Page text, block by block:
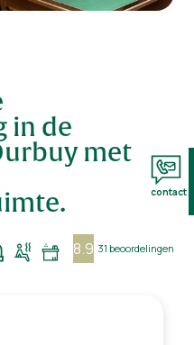
in de
met
8.9 31 beoordelingen
contact